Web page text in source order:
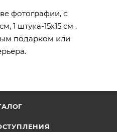
фотографии, с
1 штука-15х15 см .
подарком или